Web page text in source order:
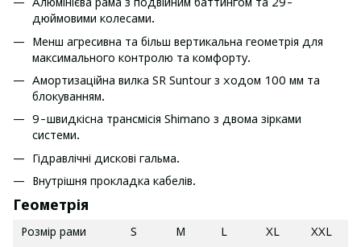
дюймовими колесами.
Менш агресивна та більш вертикальна геометрія для
максимального контролю та комфорту.
Амортизаційна вилка SR Suntour з ходом 100 мм та
блокуванням.
9-швидкісна трансмісія Shimano з двома зірками
системи.
Гідравлічні дискові гальма.
Внутрішня прокладка кабелів.
Геометрія
Розмір рами S M L XL
XXL